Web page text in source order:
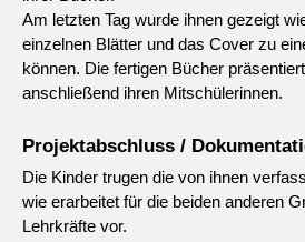
Am letzten Tag wurde ihnen gezeigt
einzelnen Blätter und das Cover zu
können. Die fertigen Bücher
anschließend ihren Mitschülerinnen.
Projektabschluss /
Die Kinder trugen die von ihnen
wie erarbeitet für die beiden anderen
Lehrkräfte vor.